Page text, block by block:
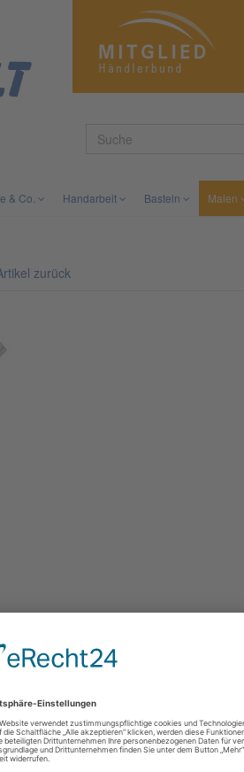
& Co. Handarbeit Basteln Malen
zurück
UNSERE MARKEN
Alle Marken